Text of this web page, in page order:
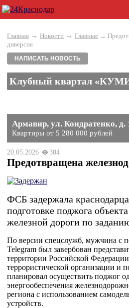
Главная → Новости → Главные →
диверсия
НАПИСАТЬ НОВОСТЬ
Клубный квартал
Армавир, ул. Кондратенко, д.
Квартиры от 5 280 000 рублей
20.05.2026 304
Предотвращена
ФСБ задержала
подготовке поджога
железной дороги по
По версии спецслужб, мужчина с
Telegram был завербован
территории Российской
террористической организации и
планировал осуществить поджог
энергообеспечения
региона с использованием
устройств.